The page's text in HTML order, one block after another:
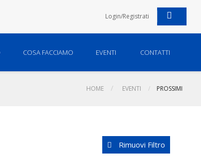
Login/Registrati
COSA FACCIAMO EVENTI CONTATTI
HOME EVENTI PROSSIMI
Rimuovi Filtro